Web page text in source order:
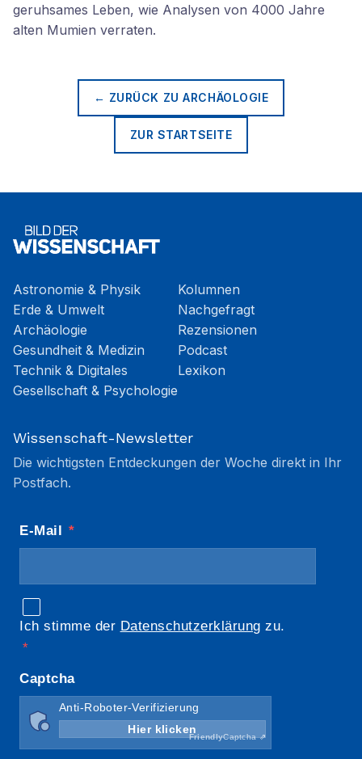
geruhsames Leben, wie Analysen von 4000 Jahre
alten Mumien verraten.
← ZURÜCK ZUARCHÄOLOGIE
ZUR STARTSEITE
Astronomie & Physik
Erde & Umwelt
Archäologie
Gesundheit & Medizin
Technik & Digitales
Gesellschaft & Psychologie
Kolumnen
Nachgefragt
Rezensionen
Podcast
Lexikon
Wissenschaft-Newsletter
Die wichtigsten Entdeckungen der Woche direkt in Ihr
Postfach.